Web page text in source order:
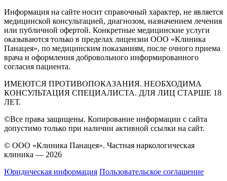
Информация на сайте носит справочный характер, не является
медицинской консультацией, диагнозом, назначением лечения
или публичной офертой. Конкретные медицинские услуги
оказываются только в пределах лицензии ООО «Клиника
Панацея», по медицинским показаниям, после очного приема
врача и оформления добровольного информированного
согласия пациента.
ИМЕЮТСЯ ПРОТИВОПОКАЗАНИЯ. НЕОБХОДИМА
КОНСУЛЬТАЦИЯ СПЕЦИАЛИСТА. ДЛЯ ЛИЦ СТАРШЕ 18
ЛЕТ.
©Все права защищены. Копирование информации с сайта
допустимо только при наличии активной ссылки на сайт.
© ООО «Клиника Панацея». Частная наркологическая
клиника — 2026
Юридическая информация Пользовательское соглашение